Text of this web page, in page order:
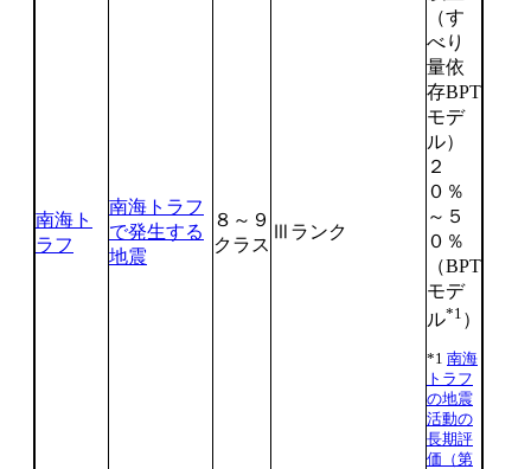
南海ト
ラフ
南海トラフ
で発生する
地震
８～９
クラス
Ⅲランク
（す
べり
量依
存BPT
モデ
ル）
２
０％
～５
０％
（BPT
モデ
ル*1 ）
*1 南海
トラフ
の地震
活動の
長期評
価（第